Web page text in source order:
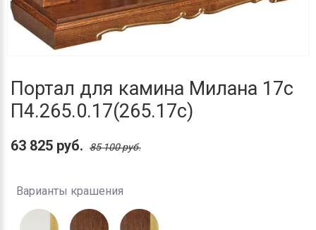
Портал для камина Милана 17с
П4.265.0.17(265.17с)
63 825 руб. 85 100 руб.
Варианты крашения